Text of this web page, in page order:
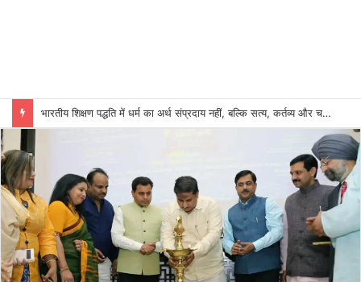
भारतीय शिक्षण पद्धति में धर्म का अर्थ संप्रदाय नहीं, बल्कि सत्य, कर्तव्य और चरित्र निर्माण है: विजय प्रकाश